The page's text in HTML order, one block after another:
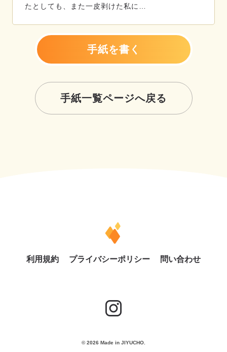
たとしても、また一皮剥けた私に…
手紙を書く
手紙一覧ページへ戻る
利用規約 プライバシーポリシー 問い合わせ
© 2026 Made in JIYUCHO.